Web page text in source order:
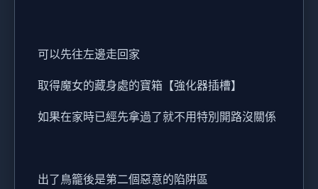
可以先往左邊走回家
取得魔女的藏身處的寶箱【強化器插槽】
如果在家時已經先拿過了就不用特別開路沒關係
出了鳥籠後是第二個惡意的陷阱區